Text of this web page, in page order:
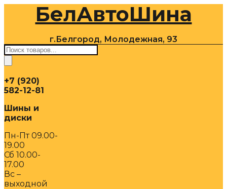
содержимомуБелАвтоШина
г.Белгород, Молодежная, 93
Поиск
товаров
+7 (920)
582-12-81
Шины и
диски
Пн-Пт 09.00-
19.00
Сб 10.00-
17.00
Вс –
выходной